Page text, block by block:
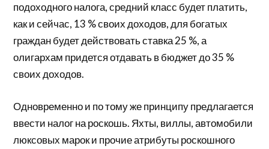
подоходного налога, средний класс будет платить,
как и сейчас, 13 % своих доходов, для богатых
граждан будет действовать ставка 25 %, а
олигархам придется отдавать в бюджет до 35 %
своих доходов.
Одновременно и по тому же принципу предлагается
ввести налог на роскошь. Яхты, виллы, автомобили
люксовых марок и прочие атрибуты роскошного